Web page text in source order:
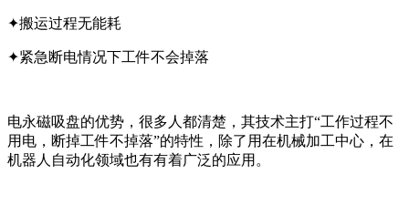
✦搬运过程无能耗
✦紧急断电情况下工件不会掉落
电永磁吸盘的优势，很多人都清楚，其技术主打“工作过程不
用电，断掉工件不掉落”的特性，除了用在机械加工中心，在
机器人自动化领域也有有着广泛的应用。